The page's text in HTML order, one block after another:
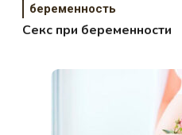
беременность
Секс при беременности